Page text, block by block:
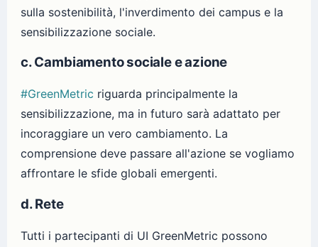
sulla sostenibilità, l'inverdimento dei campus e la
sensibilizzazione sociale.
c. Cambiamento sociale e azione
#GreenMetric riguarda principalmente la
sensibilizzazione, ma in futuro sarà adattato per
incoraggiare un vero cambiamento. La
comprensione deve passare all'azione se vogliamo
affrontare le sfide globali emergenti.
d. Rete
Tutti i partecipanti di UI GreenMetric possono